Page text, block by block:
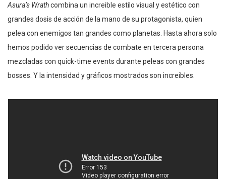
Asura’s Wrathcombina un increible estilo visual y estético con
grandes dosis de acción de la mano de su protagonista, quien
pelea con enemigos tan grandes como planetas. Hasta ahora solo
hemos podido ver secuencias de combate en tercera persona
mezcladas con quick-time events durante peleas con grandes
bosses. Y la intensidad y gráficos mostrados son increibles.